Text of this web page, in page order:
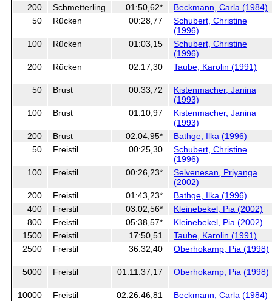
200
Schmetterling 01:50,62*
Beckmann, Carla (1984)
50
Rücken 00:28,77
Schubert, Christine
(1996)
100
Rücken 01:03,15
Schubert, Christine
(1996)
200
Rücken 02:17,30 Taube, Karolin (1991)
50 Brust 00:33,72
Kistenmacher, Janina
(1993)
100
Brust 01:10,97
Kistenmacher, Janina
(1993)
200
Brust 02:04,95*
Bathge, Ilka (1996)
50
Freistil 00:25,30
Schubert, Christine
(1996)
100
Freistil 00:26,23*
Selvenesan, Priyanga
(2002)
200
Freistil 01:43,23*
Bathge, Ilka (1996)
400
Freistil 03:02,56*
Kleinebekel, Pia (2002)
800
Freistil 05:38,57*
Kleinebekel, Pia (2002)
1500
Freistil 17:50,51
Taube, Karolin (1991)
2500
Freistil 36:32,40 Oberhokamp, Pia (1998)
5000 Freistil 01:11:37,17 Oberhokamp, Pia (1998)
10000 Freistil 02:26:46,81 Beckmann, Carla (1984)